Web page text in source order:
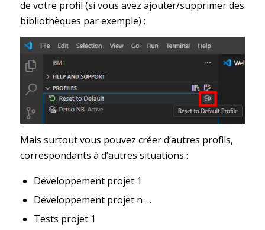
de votre profil (si vous avez ajouter/supprimer des
bibliothèques par exemple) :
Mais surtout vous pouvez créer d’autres profils,
correspondants à d’autres situations :
Développement projet 1
Développement projet n …
Tests projet 1